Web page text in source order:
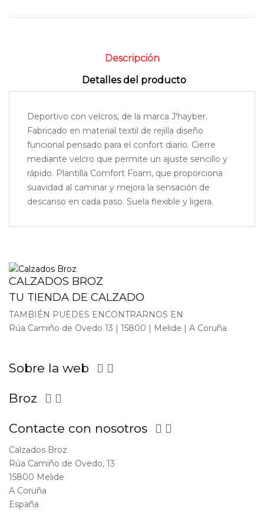
Descripción
Detalles del producto
Deportivo con velcros, de la marca J'hayber.
Fabricado en material textil de rejilla diseño
funcional pensado para el confort diario. Cierre
mediante velcro que permite un ajuste sencillo y
rápido. Plantilla Comfort Foam, que proporciona
suavidad al caminar y mejora la sensación de
descanso en cada paso. Suela flexible y ligera.
CALZADOS BROZ
TU TIENDA DE CALZADO
TAMBIÉN PUEDES ENCONTRARNOS EN
Rúa Camiño de Ovedo 13 | 15800 | Melide | A Coruña
Sobre la web  
Broz  
Contacte con nosotros  
Calzados Broz
Rúa Camiño de Ovedo, 13
15800 Melide
A Coruña
España